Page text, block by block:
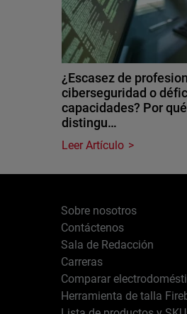
¿Escasez de
ciberseguridad o
capacidades? Por
distingu…
Leer Artículo
Sobre nosotros
Contáctenos
Sala de Redacción
Carreras
Comparar
Herramienta de talla